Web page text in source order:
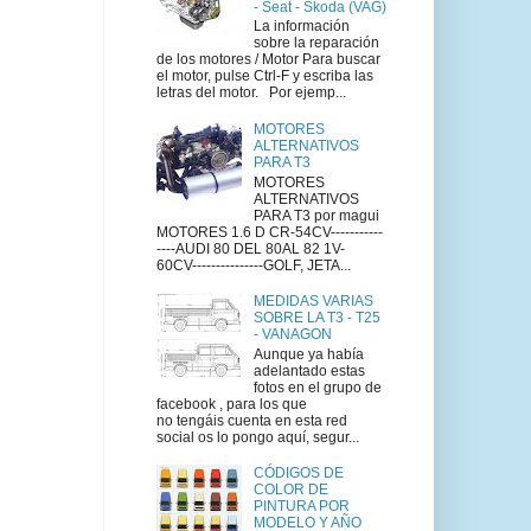
- Seat - Skoda (VAG)
La información
sobre la reparación
de los motores / Motor Para buscar
el motor, pulse Ctrl-F y escriba las
letras del motor. Por ejemp...
MOTORES
ALTERNATIVOS
PARA T3
MOTORES
ALTERNATIVOS
PARA T3 por magui
MOTORES 1.6 D CR-54CV-----------
----AUDI 80 DEL 80AL 82 1V-
60CV---------------GOLF, JETA...
MEDIDAS VARIAS
SOBRE LA T3 - T25
- VANAGON
Aunque ya había
adelantado estas
fotos en el grupo de
facebook , para los que
no tengáis cuenta en esta red
social os lo pongo aquí, segur...
CÓDIGOS DE
COLOR DE
PINTURA POR
MODELO Y AÑO